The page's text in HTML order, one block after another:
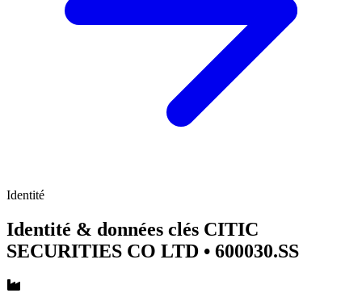
Identité
Identité & données clés CITIC
SECURITIES CO LTD • 600030.SS